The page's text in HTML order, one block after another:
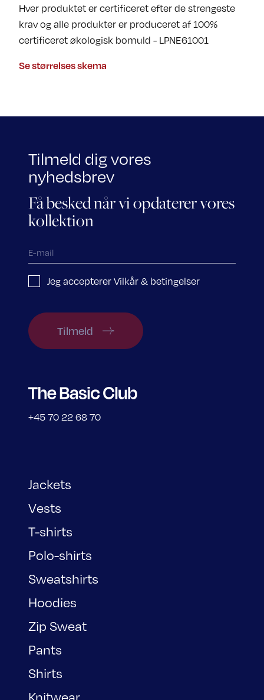
Hver produktet er certificeret efter de strengeste
krav og alle produkter er produceret af 100%
certificeret økologisk bomuld - LPNE61001
Se størrelses skema
Tilmeld dig vores
nyhedsbrev
Få besked når vi opdaterer vores
kollektion
Jeg accepterer Vilkår & betingelser
Tilmeld
+45 70 22 68 70
Jackets
Vests
T-shirts
Polo-shirts
Sweatshirts
Hoodies
Zip Sweat
Pants
Shirts
Knitwear